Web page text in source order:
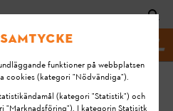
funktioner på webbplatsen
cookies (kategori "Nödvändiga").
(kategori "Statistik") och